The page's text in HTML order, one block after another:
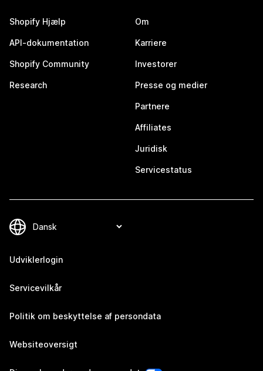
Shopify Hjælp
API-dokumentation
Shopify Community
Research
Om
Karriere
Investorer
Presse og medier
Partnere
Affiliates
Juridisk
Servicestatus
Udviklerlogin
Servicevilkår
Politik om beskyttelse af persondata
Websiteoversigt